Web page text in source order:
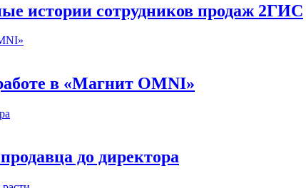
истории сотрудников продаж 2ГИС
в «Магнит OMNI»
до директора